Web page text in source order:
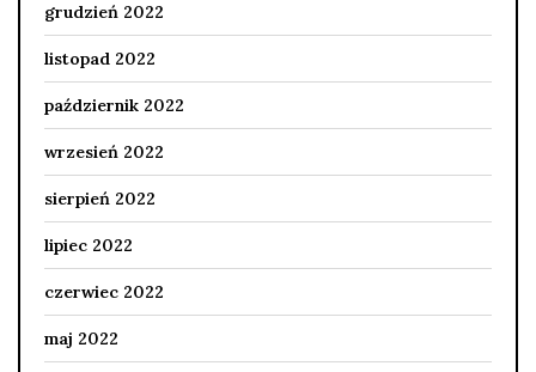
grudzień 2022
listopad 2022
październik 2022
wrzesień 2022
sierpień 2022
lipiec 2022
czerwiec 2022
maj 2022